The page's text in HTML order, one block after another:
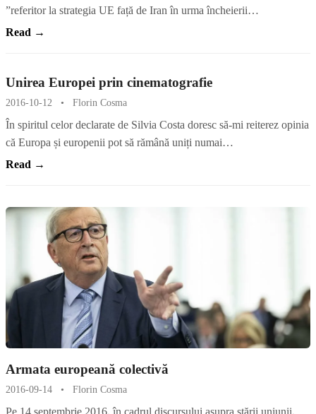
”referitor la strategia UE față de Iran în urma încheierii…
Read →
Unirea Europei prin cinematografie
2016-10-12 • Florin Cosma
În spiritul celor declarate de Silvia Costa doresc să-mi reiterez opinia
că Europa și europenii pot să rămână uniți numai…
Read →
Armata europeană colectivă
2016-09-14 • Florin Cosma
Pe 14 septembrie 2016, în cadrul discursului asupra stării uniunii,